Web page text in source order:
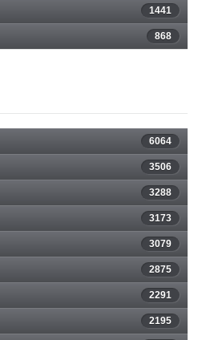
1441
868
6064
3506
3288
3173
3079
2875
2291
2195